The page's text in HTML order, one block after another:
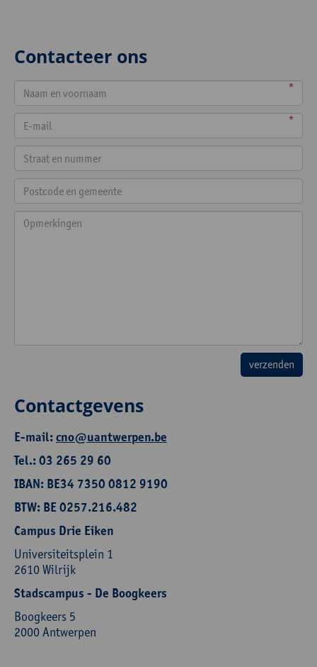
Contacteer ons
*
*
Contactgevens
E-mail:cno@uantwerpen.be
Tel.: 03 265 29 60
IBAN: BE34 7350 0812 9190
BTW: BE 0257.216.482
Campus Drie Eiken
Universiteitsplein 1
2610 Wilrijk
Stadscampus - De Boogkeers
Boogkeers 5
2000 Antwerpen